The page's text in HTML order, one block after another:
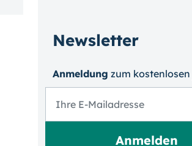
Newsletter
Anmeldung zum kosten­losen